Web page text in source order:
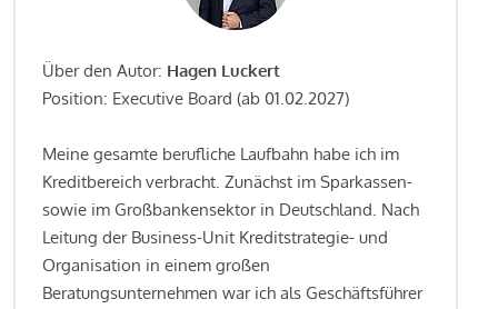
Über den Autor: Hagen Luckert
Position: Executive Board (ab 01.02.2027)
Meine gesamte berufliche Laufbahn habe ich im
Kreditbereich verbracht. Zunächst im Sparkassen-
sowie im Großbankensektor in Deutschland. Nach
Leitung der Business-Unit Kreditstrategie- und
Organisation in einem großen
Beratungsunternehmen war ich als Geschäftsführer